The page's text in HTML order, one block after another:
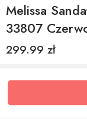
Melissa
33807
299.99 zł